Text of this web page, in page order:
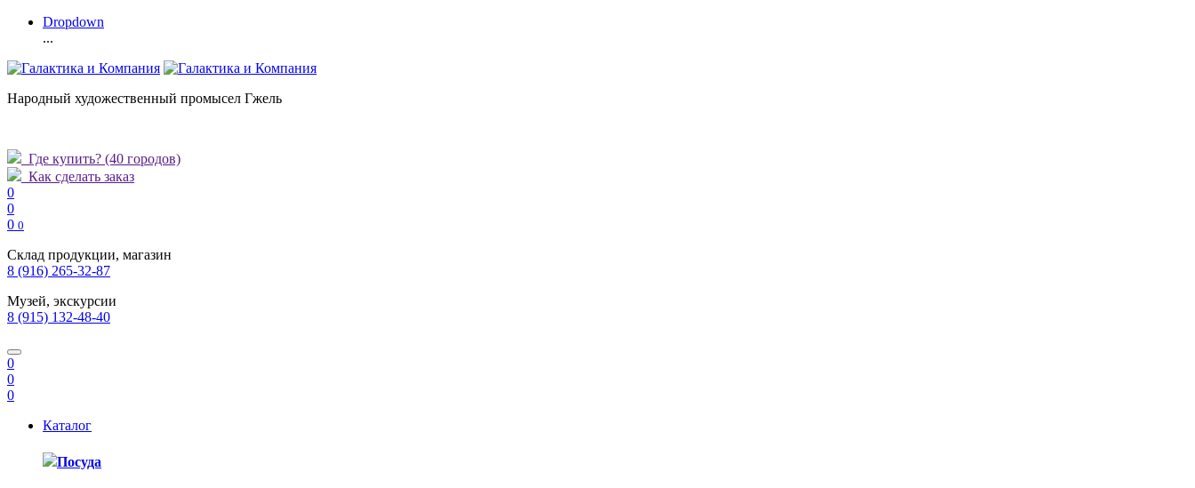
Dropdown
...
Народный художественный промысел Гжель
Где купить? (40 городов)
Как сделать заказ
0
0
0 0
Склад продукции, магазин
8 (916) 265-32-87
Музей, экскурсии
8 (915) 132-48-40
0
0
0
Каталог
Посуда